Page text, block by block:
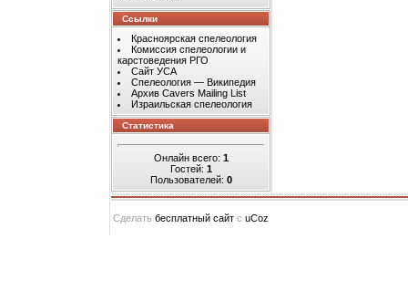
Ссылки
Красноярская спелеология
Комиссия спелеологии и
карстоведения РГО
Сайт УСА
Спелеология — Википедия
Архив Cavers Mailing List
Израильская спелеология
Статистика
Онлайн всего: 1
Гостей: 1
Пользователей: 0
Сделать бесплатный сайт с uCoz